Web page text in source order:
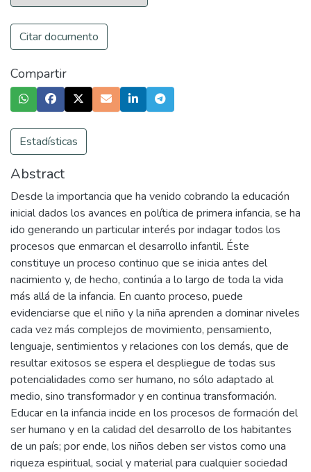
Citar documento
Compartir
Estadísticas
Abstract
Desde la importancia que ha venido cobrando la educación
inicial dados los avances en política de primera infancia, se ha
ido generando un particular interés por indagar todos los
procesos que enmarcan el desarrollo infantil. Éste
constituye un proceso continuo que se inicia antes del
nacimiento y, de hecho, continúa a lo largo de toda la vida
más allá de la infancia. En cuanto proceso, puede
evidenciarse que el niño y la niña aprenden a dominar niveles
cada vez más complejos de movimiento, pensamiento,
lenguaje, sentimientos y relaciones con los demás, que de
resultar exitosos se espera el despliegue de todas sus
potencialidades como ser humano, no sólo adaptado al
medio, sino transformador y en continua transformación.
Educar en la infancia incide en los procesos de formación del
ser humano y en la calidad del desarrollo de los habitantes
de un país; por ende, los niños deben ser vistos como una
riqueza espiritual, social y material para cualquier sociedad